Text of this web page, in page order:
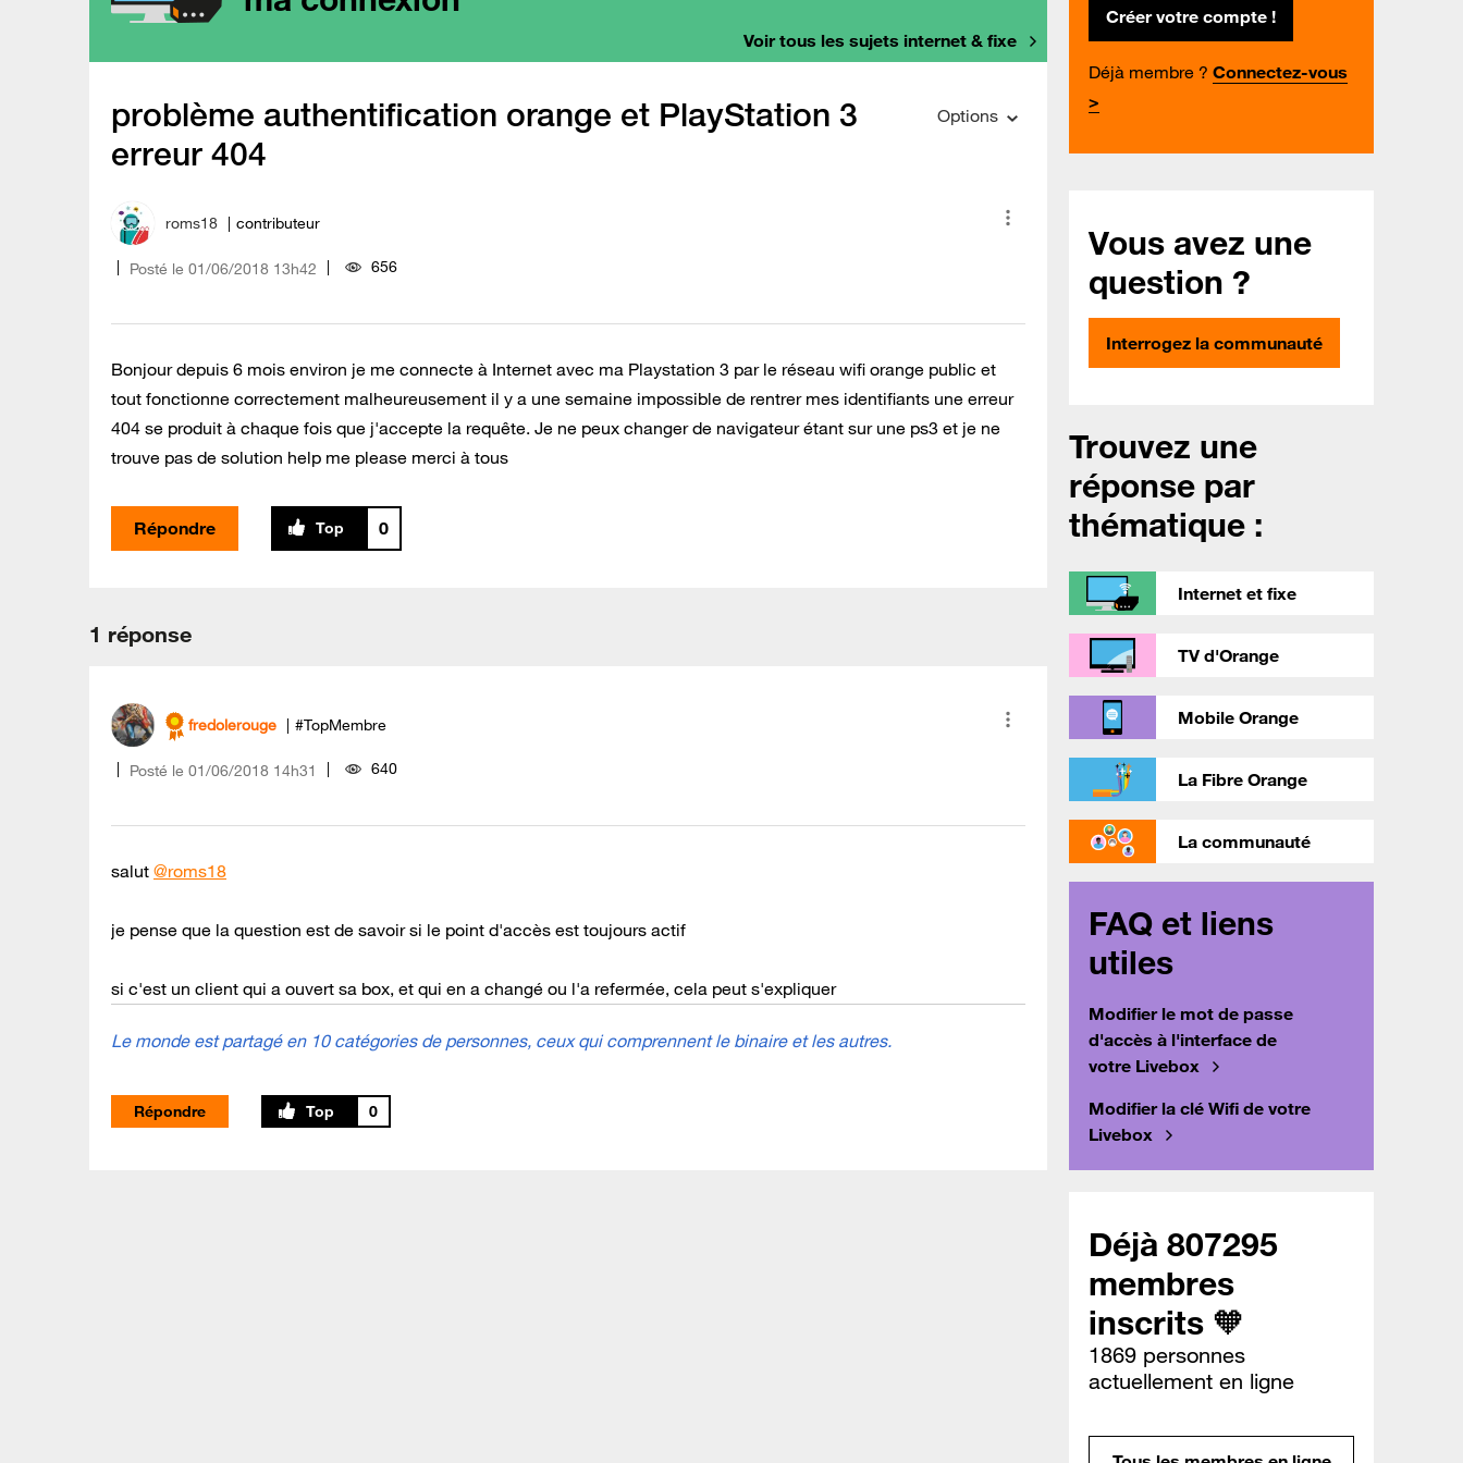
Voir tous les sujets internet & fixe
problème authentification orange et PlayStation 3
erreur 404
Options
roms18 contributeur
Posté le ‎01/06/2018 13h42 656
Bonjour depuis 6 mois environ je me connecte à Internet avec ma Playstation 3 par le réseau wifi orange public et
tout fonctionne correctement malheureusement il y a une semaine impossible de rentrer mes identifiants une erreur
404 se produit à chaque fois que j'accepte la requête. Je ne peux changer de navigateur étant sur une ps3 et je ne
trouve pas de solution help me please merci à tous
Répondre 0
1 réponse
fredolerouge #TopMembre
Posté le ‎01/06/2018 14h31 640
salut @roms18
je pense que la question est de savoir si le point d'accès est toujours actif
si c'est un client qui a ouvert sa box, et qui en a changé ou l'a refermée, cela peut s'expliquer
Le monde est partagé en 10 catégories de personnes, ceux qui comprennent le binaire et les autres.
Répondre 0
Créer votre compte !
Déjà membre ? Connectez-vous
>
Vous avez une
question ?
Interrogez la communauté
Trouvez une
réponse par
thématique :
Internet et fixe
TV d'Orange
Mobile Orange
La Fibre Orange
La communauté
FAQ et liens
utiles
Modifier le mot de passe
d'accès à l'interface de
votre Livebox
Modifier la clé Wifi de votre
Livebox
Déjà 807295
membres
inscrits 🧡
1869 personnes
actuellement en ligne